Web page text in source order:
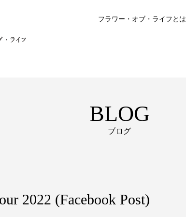
フラワー・オブ・ライフとは
BLOG
ブログ
2022 (Facebook Post)